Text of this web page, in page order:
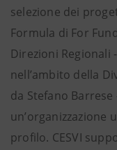
selezione dei
Formula di For
Direzioni
nell’ambito della
da Stefano Barrese
profilo. CESVI